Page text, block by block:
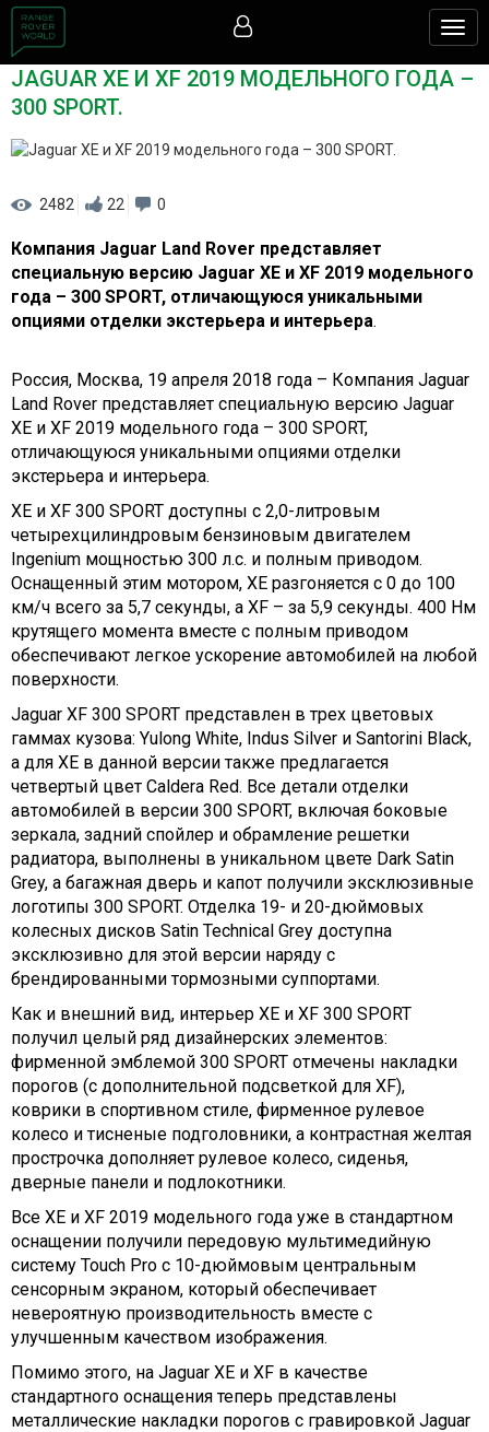
JAGUAR XE И XF 2019 МОДЕЛЬНОГО ГОДА –
300 SPORT.
2482 22 0
Компания Jaguar Land Rover представляет
специальную версию Jaguar XE и XF 2019 модельного
года – 300 SPORT, отличающуюся уникальными
опциями отделки экстерьера и интерьера.
Россия, Москва, 19 апреля 2018 года – Компания Jaguar
Land Rover представляет специальную версию Jaguar
XE и XF 2019 модельного года – 300 SPORT,
отличающуюся уникальными опциями отделки
экстерьера и интерьера.
XE и XF 300 SPORT доступны с 2,0-литровым
четырехцилиндровым бензиновым двигателем
Ingenium мощностью 300 л.с. и полным приводом.
Оснащенный этим мотором, XE разгоняется с 0 до 100
км/ч всего за 5,7 секунды, а XF – за 5,9 секунды. 400 Нм
крутящего момента вместе с полным приводом
обеспечивают легкое ускорение автомобилей на любой
поверхности.
Jaguar XF 300 SPORT представлен в трех цветовых
гаммах кузова: Yulong White, Indus Silver и Santorini Black,
а для XE в данной версии также предлагается
четвертый цвет Caldera Red. Все детали отделки
автомобилей в версии 300 SPORT, включая боковые
зеркала, задний спойлер и обрамление решетки
радиатора, выполнены в уникальном цвете Dark Satin
Grey, а багажная дверь и капот получили эксклюзивные
логотипы 300 SPORT. Отделка 19- и 20-дюймовых
колесных дисков Satin Technical Grey доступна
эксклюзивно для этой версии наряду с
брендированными тормозными суппортами.
Как и внешний вид, интерьер XE и XF 300 SPORT
получил целый ряд дизайнерских элементов:
фирменной эмблемой 300 SPORT отмечены накладки
порогов (с дополнительной подсветкой для XF),
коврики в спортивном стиле, фирменное рулевое
колесо и тисненые подголовники, а контрастная желтая
прострочка дополняет рулевое колесо, сиденья,
дверные панели и подлокотники.
Все XE и XF 2019 модельного года уже в стандартном
оснащении получили передовую мультимедийную
систему Touch Pro с 10-дюймовым центральным
сенсорным экраном, который обеспечивает
невероятную производительность вместе с
улучшенным качеством изображения.
Помимо этого, на Jaguar XE и XF в качестве
стандартного оснащения теперь представлены
металлические накладки порогов с гравировкой Jaguar